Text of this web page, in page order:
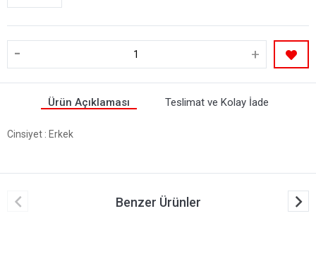
- +
Ürün Açıklaması Teslimat ve Kolay İade
Cinsiyet : Erkek
Benzer Ürünler